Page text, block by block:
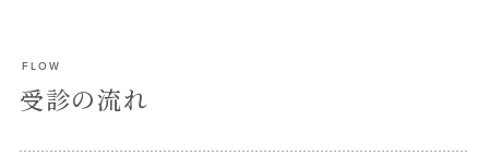
FLOW
受診の流れ